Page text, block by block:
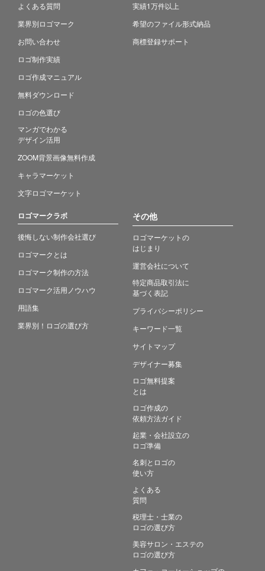
よくある質問
業界別ロゴマーク
お問い合わせ
ロゴ制作実績
ロゴ作成マニュアル
無料ダウンロード
ロゴの色選び
マンガでわかる
デザイン活用
ZOOM背景画像無料作成
キャラマーケット
文字ロゴマーケット
実績1万件以上
希望のファイル形式納品
商標登録サポート
ロゴマークラボ
後悔しない制作会社選び
ロゴマークとは
ロゴマーク制作の方法
ロゴマーク活用ノウハウ
用語集
業界別！ロゴの選び方
その他
ロゴマーケットの
はじまり
運営会社について
特定商品取引法に
基づく表記
プライバシーポリシー
キーワード一覧
サイトマップ
デザイナー募集
ロゴ無料提案
とは
ロゴ作成の
依頼方法ガイド
起業・会社設立の
ロゴ準備
名刺とロゴの
使い方
よくある
質問
税理士・士業の
ロゴの選び方
美容サロン・エステの
ロゴの選び方